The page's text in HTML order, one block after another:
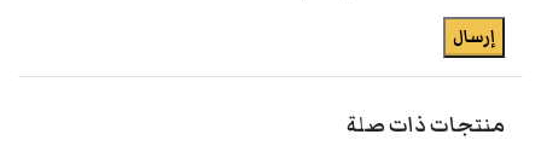
منتجات ذات صلة